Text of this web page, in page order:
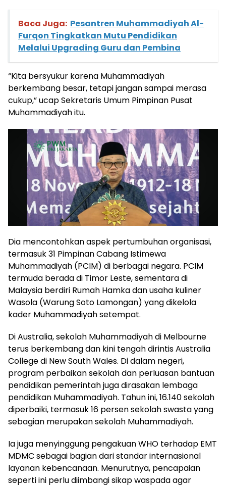
Baca Juga: Pesantren Muhammadiyah Al-
Furqon Tingkatkan Mutu Pendidikan
Melalui Upgrading Guru dan Pembina
“Kita bersyukur karena Muhammadiyah
berkembang besar, tetapi jangan sampai merasa
cukup,” ucap Sekretaris Umum Pimpinan Pusat
Muhammadiyah itu.
Dia mencontohkan aspek pertumbuhan organisasi,
termasuk 31 Pimpinan Cabang Istimewa
Muhammadiyah (PCIM) di berbagai negara. PCIM
termuda berada di Timor Leste, sementara di
Malaysia berdiri Rumah Hamka dan usaha kuliner
Wasola (Warung Soto Lamongan) yang dikelola
kader Muhammadiyah setempat.
Di Australia, sekolah Muhammadiyah di Melbourne
terus berkembang dan kini tengah dirintis Australia
College di New South Wales. Di dalam negeri,
program perbaikan sekolah dan perluasan bantuan
pendidikan pemerintah juga dirasakan lembaga
pendidikan Muhammadiyah. Tahun ini, 16.140 sekolah
diperbaiki, termasuk 16 persen sekolah swasta yang
sebagian merupakan sekolah Muhammadiyah.
Ia juga menyinggung pengakuan WHO terhadap EMT
MDMC sebagai bagian dari standar internasional
layanan kebencanaan. Menurutnya, pencapaian
seperti ini perlu diimbangi sikap waspada agar